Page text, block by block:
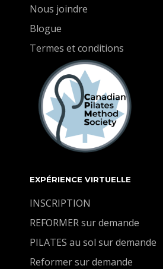
Nous joindre
Blogue
Termes et conditions
EXPÉRIENCE VIRTUELLE
INSCRIPTION
REFORMER sur demande
PILATES au sol sur demande
Reformer sur demande